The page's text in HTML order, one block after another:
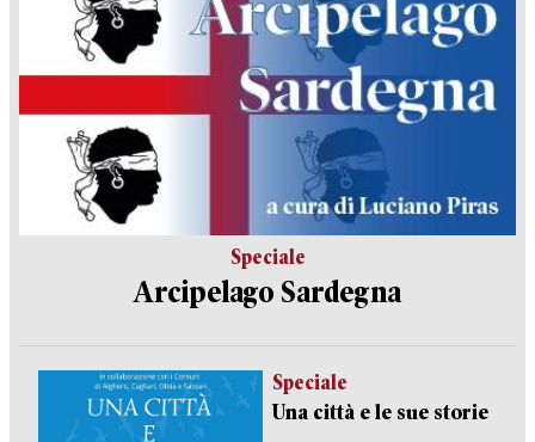
Speciale
Arcipelago Sardegna
Speciale
Una città e le sue storie